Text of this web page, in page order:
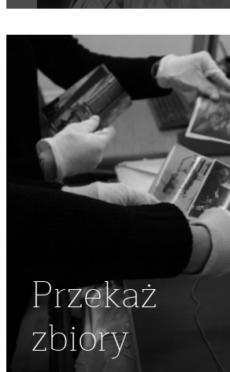
Przekaż
zbiory